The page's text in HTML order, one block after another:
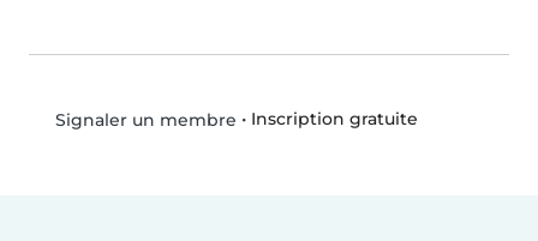
Signaler un membre • Inscription gratuite